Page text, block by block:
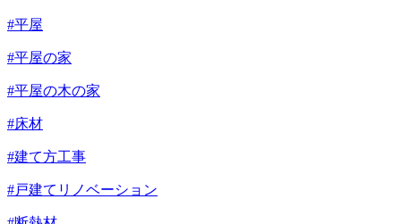
#平屋
#平屋の家
#平屋の木の家
#床材
#建て方工事
#戸建てリノベーション